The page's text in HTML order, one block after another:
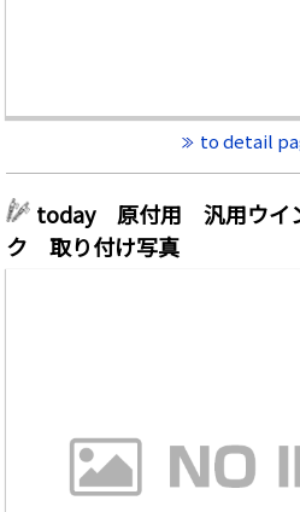
to detail
today 原付用 汎用ウイ
ク 取り付け写真